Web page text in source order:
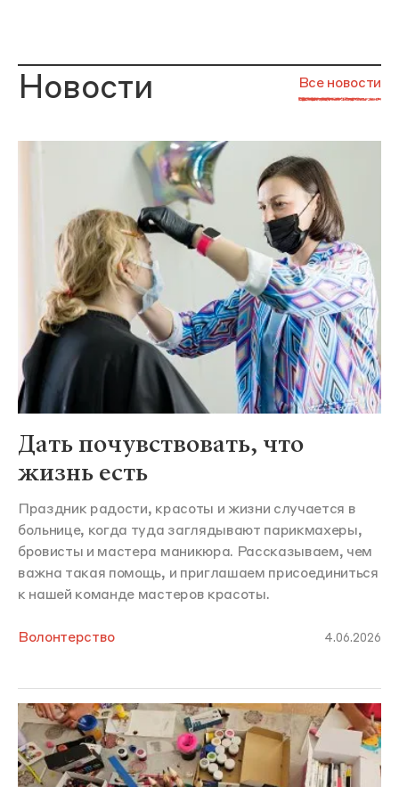
Новости Все новости
Дать почувствовать, что
жизнь есть
Праздник радости, красоты и жизни случается в
больнице, когда туда заглядывают парикмахеры,
бровисты и мастера маникюра. Рассказываем, чем
важна такая помощь, и приглашаем присоединиться
к нашей команде мастеров красоты.
Волонтерство 4.06.2026